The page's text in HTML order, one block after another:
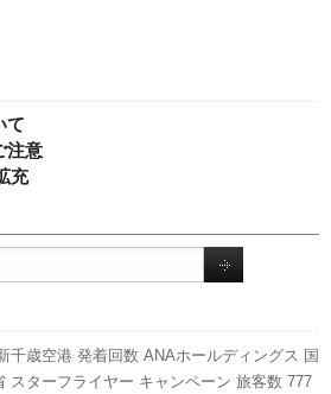
て
注意
充
千歳空港 発着回数 ANAホールディングス 国
スターフライヤー キャンペーン 旅客数 777